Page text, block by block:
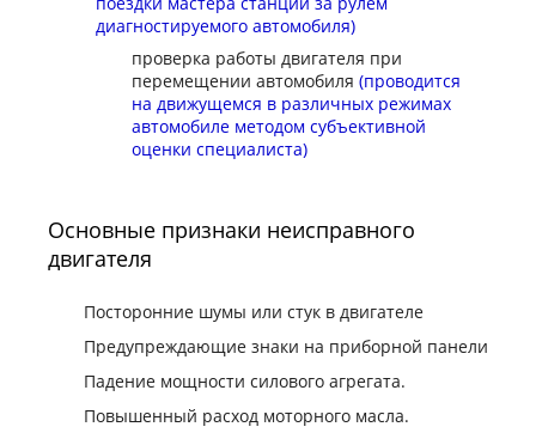
диагностируемого автомобиля)
проверка работы двигателя при
перемещении автомобиля (проводится
на движущемся в различных режимах
автомобиле методом субъективной
оценки специалиста)
Основные признаки неисправного
двигателя
Посторонние шумы или стук в двигателе
Предупреждающие знаки на приборной панели
Падение мощности силового агрегата.
Повышенный расход моторного масла.